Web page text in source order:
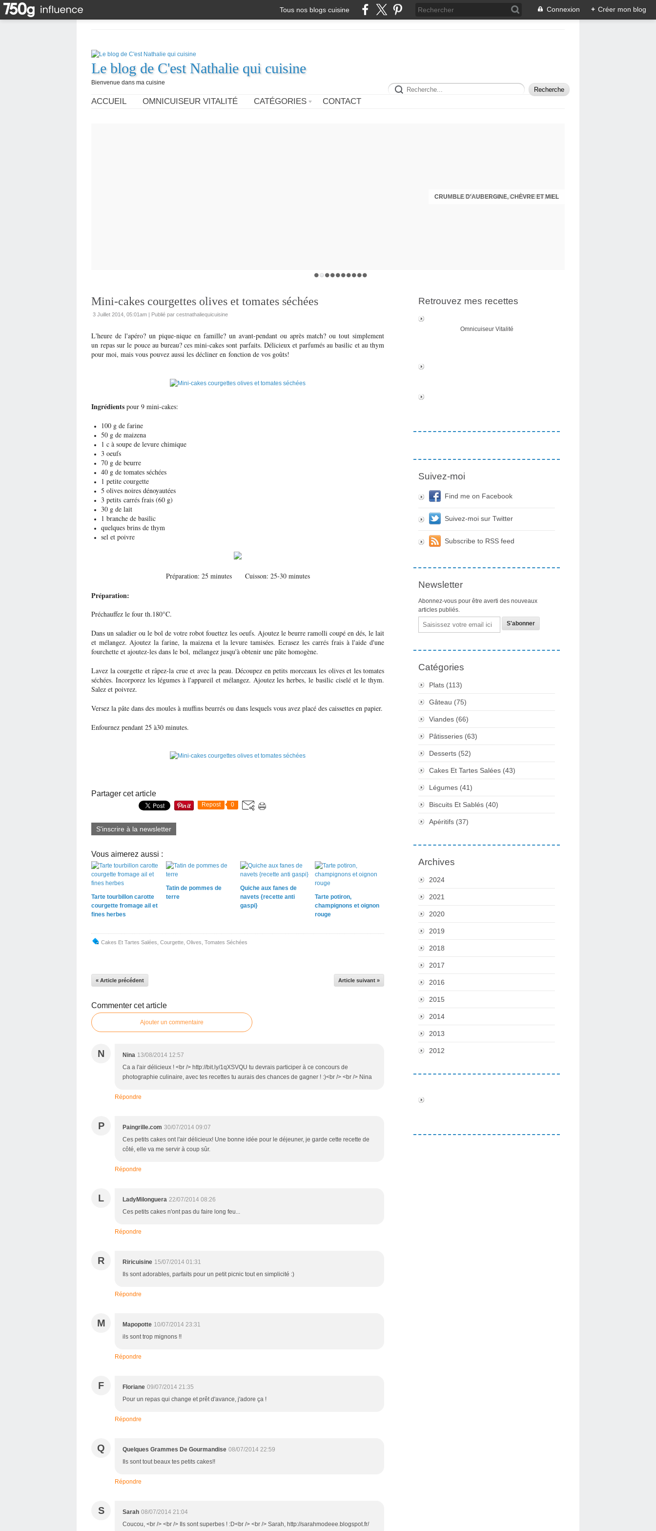
Tous nos blogs cuisine Connexion + Créer mon blog
Le blog de C'est Nathalie qui cuisine
Bienvenue dans ma cuisine
ACCUEIL OMNICUISEUR VITALITÉ CATÉGORIES CONTACT
SAUTÉ DE VEAU À LA PROVENÇALE
Mini-cakes courgettes olives et tomates séchées
3 Juillet 2014, 05:01am | Publié par cestnathaliequicuisine
L'heure de l'apéro? un pique-nique en famille? un avant-pendant ou après match? ou tout simplement
un repas sur le pouce au bureau? ces mini-cakes sont parfaits. Délicieux et parfumés au basilic et au thym
pour moi, mais vous pouvez aussi les décliner en fonction de vos goûts!
Ingrédients pour 9 mini-cakes:
100 g de farine
50 g de maizena
1 c à soupe de levure chimique
3 oeufs
70 g de beurre
40 g de tomates séchées
1 petite courgette
5 olives noires dénoyautées
3 petits carrés frais (60 g)
30 g de lait
1 branche de basilic
quelques brins de thym
sel et poivre
Préparation: 25 minutes Cuisson: 25-30 minutes
Préparation:
Préchauffez le four th.180°C.
Dans un saladier ou le bol de votre robot fouettez les oeufs. Ajoutez le beurre ramolli coupé en dés, le lait
et mélangez. Ajoutez la farine, la maizena et la levure tamisées. Ecrasez les carrés frais à l'aide d'une
fourchette et ajoutez-les dans le bol, mélangez jusqu'à obtenir une pâte homogène.
Lavez la courgette et râpez-la crue et avec la peau. Découpez en petits morceaux les olives et les tomates
séchées. Incorporez les légumes à l'appareil et mélangez. Ajoutez les herbes, le basilic ciselé et le thym.
Salez et poivrez.
Versez la pâte dans des moules à muffins beurrés ou dans lesquels vous avez placé des caissettes en papier.
Enfournez pendant 25 à30 minutes.
Partager cet article
Repost 0
S'inscrire à la newsletter
Vous aimerez aussi :
Tarte tourbillon carotte
courgette fromage ail et
fines herbes
Tatin de pommes de
terre
Quiche aux fanes de
navets {recette anti
gaspi}
Tarte potiron,
champignons et oignon
rouge
Cakes Et Tartes Salées Courgette Olives Tomates Séchées
« Article précédent Article suivant »
Commenter cet article
Ajouter un commentaire
N Nina 13/08/2014 12:57
Ca a l'air délicieux ! <br /> http://bit.ly/1qXSVQU tu devrais participer à ce concours de
photographie culinaire, avec tes recettes tu aurais des chances de gagner ! :)<br /> <br /> Nina
Répondre
P Paingrille.com 30/07/2014 09:07
Ces petits cakes ont l'air délicieux! Une bonne idée pour le déjeuner, je garde cette recette de
côté, elle va me servir à coup sûr.
Répondre
L LadyMilonguera 22/07/2014 08:26
Ces petits cakes n'ont pas du faire long feu...
Répondre
R Riricuisine 15/07/2014 01:31
Ils sont adorables, parfaits pour un petit picnic tout en simplicité :)
Répondre
M Mapopotte 10/07/2014 23:31
ils sont trop mignons !!
Répondre
F Floriane 09/07/2014 21:35
Pour un repas qui change et prêt d'avance, j'adore ça !
Répondre
Q Quelques Grammes De Gourmandise 08/07/2014 22:59
Ils sont tout beaux tes petits cakes!!
Répondre
S Sarah 08/07/2014 21:04
Coucou, <br /> <br /> Ils sont superbes ! :D<br /> <br /> Sarah, http://sarahmodeee.blogspot.fr/
Retrouvez mes recettes
Omnicuiseur Vitalité
Suivez-moi
Find me on Facebook
Suivez-moi sur Twitter
Subscribe to RSS feed
Newsletter
Abonnez-vous pour être averti des nouveaux
articles publiés.
Email
Catégories
Plats (113)
Gâteau (75)
Viandes (66)
Pâtisseries (63)
Desserts (52)
Cakes Et Tartes Salées (43)
Légumes (41)
Biscuits Et Sablés (40)
Apéritifs (37)
Archives
2024
2021
2020
2019
2018
2017
2016
2015
2014
2013
2012